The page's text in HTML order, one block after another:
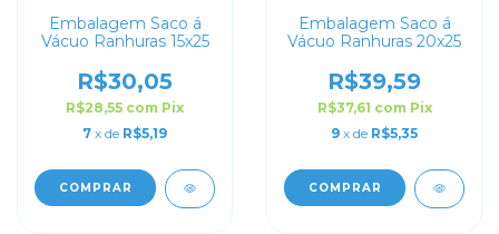
Embalagem Saco á
Vácuo Ranhuras 15x25
R$30,05
R$28,55 com Pix
7 x de R$5,19
COMPRAR
Embalagem Saco á
Vácuo Ranhuras 20x25
R$39,59
R$37,61 com Pix
9 x de R$5,35
COMPRAR